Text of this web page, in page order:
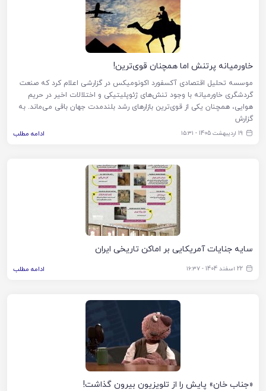
خاورمیانه پرتنش اما همچنان قوی‌ترین!
موسسه تحلیل اقتصادی آکسفورد اکونومیکس در گزارشی اعلام کرد که صنعت
گردشگری خاورمیانه با وجود تنش‌های ژئوپلیتیکی و اختلالات اخیر در حریم
هوایی، همچنان یکی از قوی‌ترین بازارهای رشد بلندمدت جهان باقی می‌ماند. به
گزارش
19 اردیبهشت 1405 - ۱۵:۳۱ ادامه مطلب
سایه جنایات آمریکایی بر اماکن تاریخی ایران
22 اسفند 1404 - ۱۶:۳۷ ادامه مطلب
«جناب خان» پایش را از تلویزیون بیرون گذاشت!